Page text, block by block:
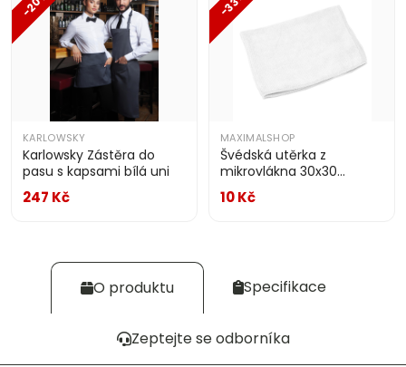
KARLOWSKY
Karlowsky Zástěra do
pasu s kapsami bílá uni
247 Kč
MAXIMALSHOP
Švédská utěrka z
mikrovlákna 30x30
DYKENO
10 Kč
O produktu Specifikace
Zeptejte se odborníka